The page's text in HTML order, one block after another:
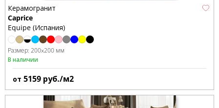
Керамогранит
Caprice
Equipe (Испания)
Размер: 200x200 мм
В наличии
от 5159 руб./м2